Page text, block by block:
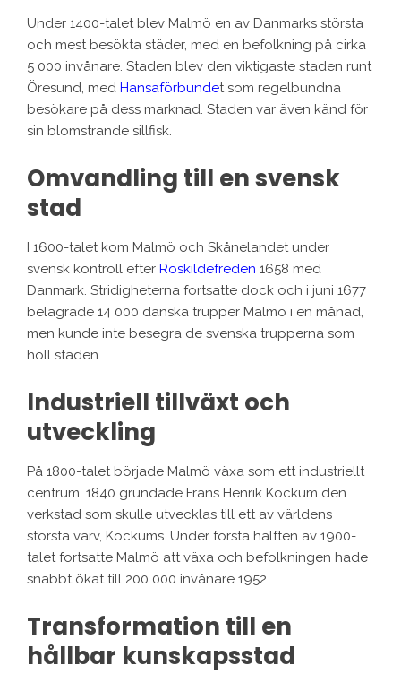
Under 1400-talet blev Malmö en av Danmarks största
och mest besökta städer, med en befolkning på cirka
5 000 invånare. Staden blev den viktigaste staden runt
Öresund, med Hansaförbundet som regelbundna
besökare på dess marknad. Staden var även känd för
sin blomstrande sillfisk.
Omvandling till en svensk
stad
I 1600-talet kom Malmö och Skånelandet under
svensk kontroll efter Roskildefreden 1658 med
Danmark. Stridigheterna fortsatte dock och i juni 1677
belägrade 14 000 danska trupper Malmö i en månad,
men kunde inte besegra de svenska trupperna som
höll staden.
Industriell tillväxt och
utveckling
På 1800-talet började Malmö växa som ett industriellt
centrum. 1840 grundade Frans Henrik Kockum den
verkstad som skulle utvecklas till ett av världens
största varv, Kockums. Under första hälften av 1900-
talet fortsatte Malmö att växa och befolkningen hade
snabbt ökat till 200 000 invånare 1952.
Transformation till en
hållbar kunskapsstad